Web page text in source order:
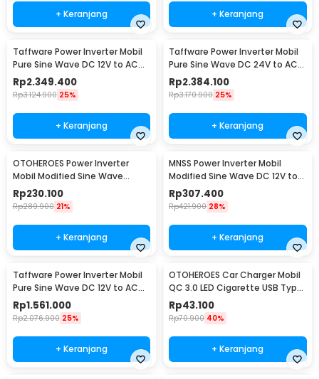
+ Keranjang + Keranjang
Taffware Power Inverter Mobil
Pure Sine Wave DC 12V to AC
220V 6000W - NBQ6000W
Rp2.349.400
Rp3.124.900 25%
+ Keranjang
Taffware Power Inverter Mobil
Pure Sine Wave DC 24V to AC
220V 6000W - NBQ6000W
Rp2.384.100
Rp3.170.900 25%
+ Keranjang
OTOHEROES Power Inverter
Mobil Modified Sine Wave
DC12V to AC220V 300W - E8982
Rp230.100
Rp289.900 21%
+ Keranjang
MNSS Power Inverter Mobil
Modified Sine Wave DC 12V to
AC 220V 4000W - Q4000
Rp307.400
Rp421.900 28%
+ Keranjang
Taffware Power Inverter Mobil
Pure Sine Wave DC 12V to AC
220V 5500W - CJ-5500Q
Rp1.561.000
Rp2.076.900 25%
+ Keranjang
OTOHEROES Car Charger Mobil
QC 3.0 LED Cigarette USB Type
C 6.5A 66W - M7
Rp43.100
Rp70.900 40%
+ Keranjang